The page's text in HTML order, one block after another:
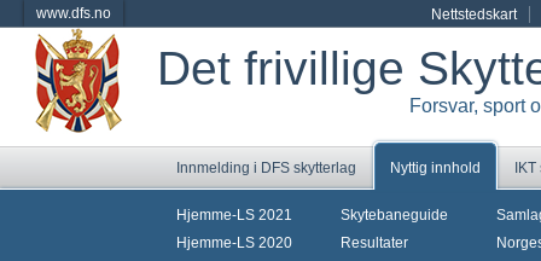
www.dfs.no Nettstedskart
Det frivillige
Forsvar, sport
Innmelding i DFS skytterlag Nyttig innhold
Hjemme-LS 2021
Hjemme-LS 2020
Skytebaneguide
Resultater